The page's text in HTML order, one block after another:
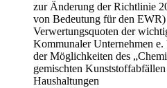
zur Änderung der Richtlinie
von Bedeutung für den
Verwertungsquoten der
Kommunaler Unternehmen
der Möglichkeiten des
gemischten Kunststoffabfällen
Haushaltungen